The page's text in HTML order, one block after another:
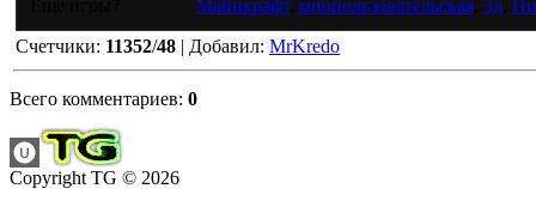
Майнкрафт, мнопользовательская 3д
Счетчики: 11352/48 | Добавил: MrKredo
Всего комментариев: 0
Copyright TG © 2026